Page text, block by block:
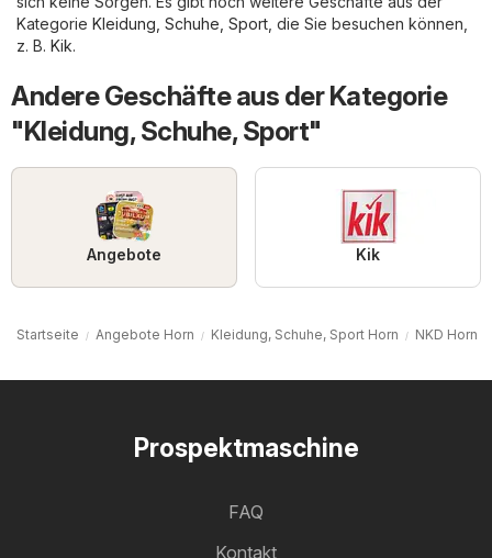
Kategorie Kleidung, Schuhe, Sport , die Sie besuchen können,
z. B. Kik.
Andere Geschäfte aus der Kategorie
"Kleidung, Schuhe, Sport"
Angebote Kik
Startseite Angebote Horn Kleidung, Schuhe, Sport Horn NKD Horn
Prospektmaschine
FAQ
Kontakt